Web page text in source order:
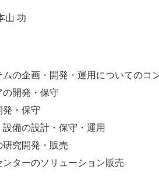
山 功
の企画・開発・運用についてのコ
開発・保守
発・保守
備の設計・保守・運用
究開発・販売
ターのソリューション販売